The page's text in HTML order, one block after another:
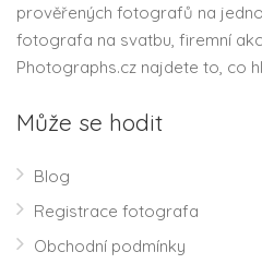
prověřených fotografů na
fotografa na svatbu, firemní
Photographs.cz najdete to, co
Může se hodit
Blog
Registrace fotografa
Obchodní podmínky